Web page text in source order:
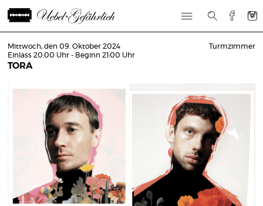
Mittwoch, den 09. Oktober 2024
Einlass 20:00 Uhr - Beginn 21:00 Uhr
TORA
Turmzimmer